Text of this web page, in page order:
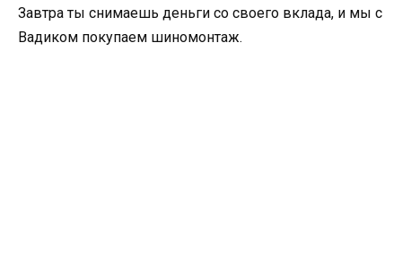
Завтра ты снимаешь деньги со своего вклада, и мы с
Вадиком покупаем шиномонтаж.